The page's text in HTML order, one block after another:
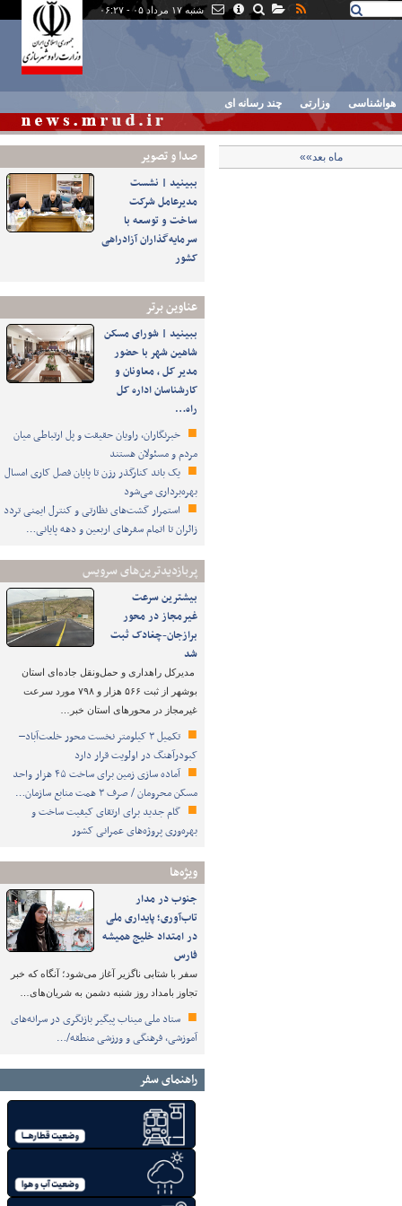
شنبه ۱۷ مرداد ۰۵ - ۰۶:۲۷
هواشناسی وزارتی چند رسانه ای
صدا و تصوير
ببینید | نشست
مدیرعامل شرکت
ساخت و توسعه با
سرمایه‌گذاران آزادراهی
کشور
عناوین برتر
ببینید | شورای مسکن
شاهین شهر با حضور
مدیر کل ، معاونان و
کارشناسان اداره کل
راه…
خبرنگاران، راویان حقیقت و پل ارتباطی میان
مردم و مسئولان هستند
یک باند کنارگذر رزن تا پایان فصل کاری امسال
بهره‌برداری می‌شود
استمرار گشت‌های نظارتی و کنترل ایمنی تردد
زائران تا اتمام سفرهای اربعین و دهه پایانی…
پربازدیدترین‌های سرویس
بیشترین سرعت
غیرمجاز در محور
برازجان-چغادک ثبت
شد
مدیرکل راهداری و حمل‌ونقل جاده‌ای استان
بوشهر از ثبت ۵۶۶ هزار و ۷۹۸ مورد سرعت
غیرمجاز در محورهای استان خبر…
تکمیل ۳ کیلومتر نخست محور خلعت‌آباد–
کبودرآهنگ در اولویت قرار دارد
آماده سازی زمین برای ساخت ۴۵ هزار واحد
مسکن محرومان / صرف ۳ همت منابع سازمان…
گام جدید برای ارتقای کیفیت ساخت و
بهره‌وری پروژه‌های عمرانی کشور
ویژه‌ها
جنوب در مدار
تاب‌آوری؛ پایداری ملی
در امتداد خلیج همیشه
فارس
سفر با شتابی ناگزیر آغاز می‌شود؛ آنگاه که خبر
تجاوز بامداد روز شنبه دشمن به شریان‌های…
ستاد ملی میناب پیگیر بازنگری در سرانه‌های
آموزشی، فرهنگی و ورزشی منطقه/…
راهنمای سفر
ماه بعد»»